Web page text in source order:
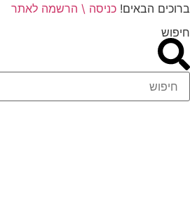
ברוכים הבאים! כניסה \ הרשמה לאתר
חיפוש